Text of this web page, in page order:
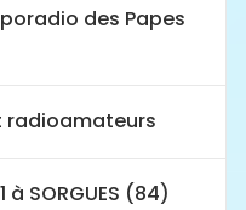
des Papes
radioamateurs
à SORGUES (84)